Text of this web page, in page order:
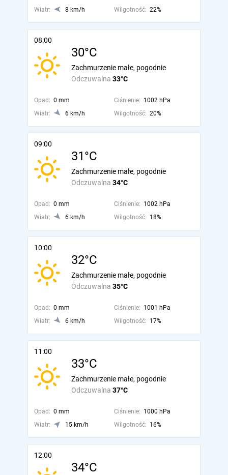
Wiatr: 8 km/h Wilgotność: 22%
08:00
30°C
Odczuwalna 33°C
Zachmurzenie małe, pogodnie
Opad: 0 mm Ciśnienie: 1002 hPa
Wiatr:
6 km/h Wilgotność: 20%
09:00
31°C
Odczuwalna 34°C
Zachmurzenie małe, pogodnie
Opad: 0 mm Ciśnienie: 1002 hPa
Wiatr:
6 km/h Wilgotność: 18%
10:00
32°C
Odczuwalna 35°C
Zachmurzenie małe, pogodnie
Opad: 0 mm Ciśnienie: 1001 hPa
Wiatr:
6 km/h Wilgotność: 17%
11:00
33°C
Odczuwalna 37°C
Zachmurzenie małe, pogodnie
Opad: 0 mm Ciśnienie: 1000 hPa
Wiatr:
15 km/h Wilgotność: 16%
12:00
34°C